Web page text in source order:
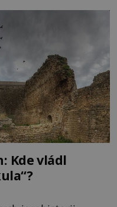
Hawke's Bay
Kde vládl